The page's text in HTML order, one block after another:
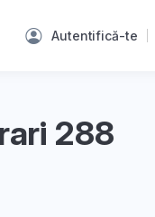
Autentifică-te
288